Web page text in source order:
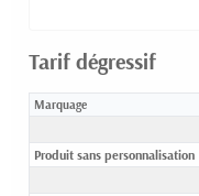
Tarif dégressif
Marquage
Produit sans personnalisation